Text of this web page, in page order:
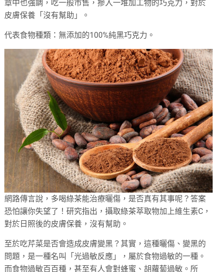
章中也強調，吃一般市售，摻入一堆加工物的巧克力，對於
皮膚保養「沒有幫助」。
代表食物種類：無添加的100%純黑巧克力。
網路傳言說，多喝綠茶能治療曬傷，是否真有其事呢？答案
恐怕讓你失望了！研究指出，攝取綠茶萃取物加上維生素C，
對於日照後的皮膚保養，沒有幫助。
至於吃芹菜是否會造成皮膚變黑？其實，這種曬傷、變黑的
問題，是一種名叫「光過敏反應」，屬於食物過敏的一種。
而食物過敏百百種，甚至有人會對蜂蜜、胡蘿蔔過敏。所